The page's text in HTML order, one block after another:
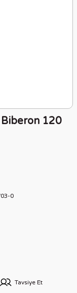
Biberon 120
0
Tavsiye Et